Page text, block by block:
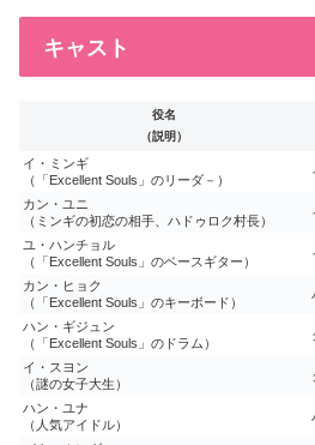
キャスト
役名
（説明）
イ・ミンギ
（「Excellent Souls」のリーダ－）
カン・ユニ
（ミンギの初恋の相手、ハドゥロク村長）
ユ・ハンチョル
（「Excellent Souls」のベースギター）
カン・ヒョク
（「Excellent Souls」のキーボード）
ハン・ギジュン
（「Excellent Souls」のドラム）
イ・スヨン
（謎の女子大生）
ハン・ユナ
（人気アイドル）